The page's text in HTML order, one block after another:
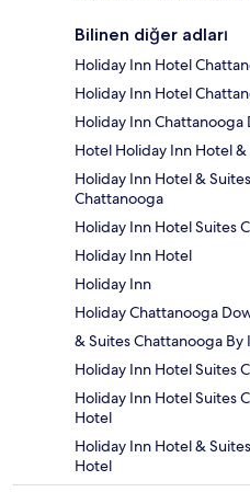
Bilinen diğer adları
Holiday Inn Hotel
Holiday Inn Hotel
Holiday Inn
Hotel Holiday Inn Hotel
Holiday Inn Hotel &
Chattanooga
Holiday Inn Hotel Suites
Holiday Inn Hotel
Holiday Inn
Holiday Chattanooga
& Suites Chattanooga By
Holiday Inn Hotel Suites
Holiday Inn Hotel Suites
Hotel
Holiday Inn Hotel &
Hotel